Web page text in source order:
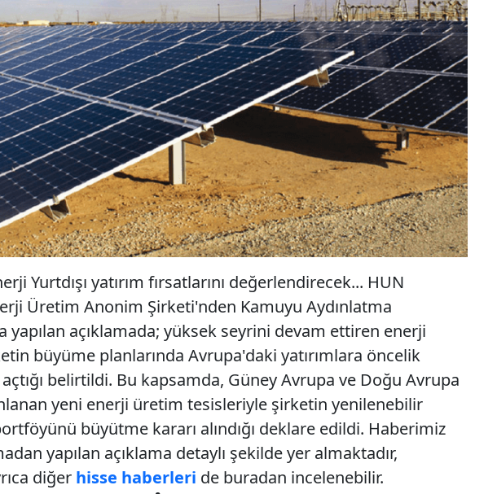
Yurtdışı yatırım fırsatlarını değerlendirecek... HUN
Üretim Anonim Şirketi'nden Kamuyu Aydınlatma
yapılan açıklamada; yüksek seyrini devam ettiren enerji
büyüme planlarında Avrupa'daki yatırımlara öncelik
belirtildi. Bu kapsamda, Güney Avrupa ve Doğu Avrupa
yeni enerji üretim tesisleriyle şirketin yenilenebilir
büyütme kararı alındığı deklare edildi. Haberimiz
yapılan açıklama detaylı şekilde yer almaktadır,
diğer hisse haberleri de buradan incelenebilir.